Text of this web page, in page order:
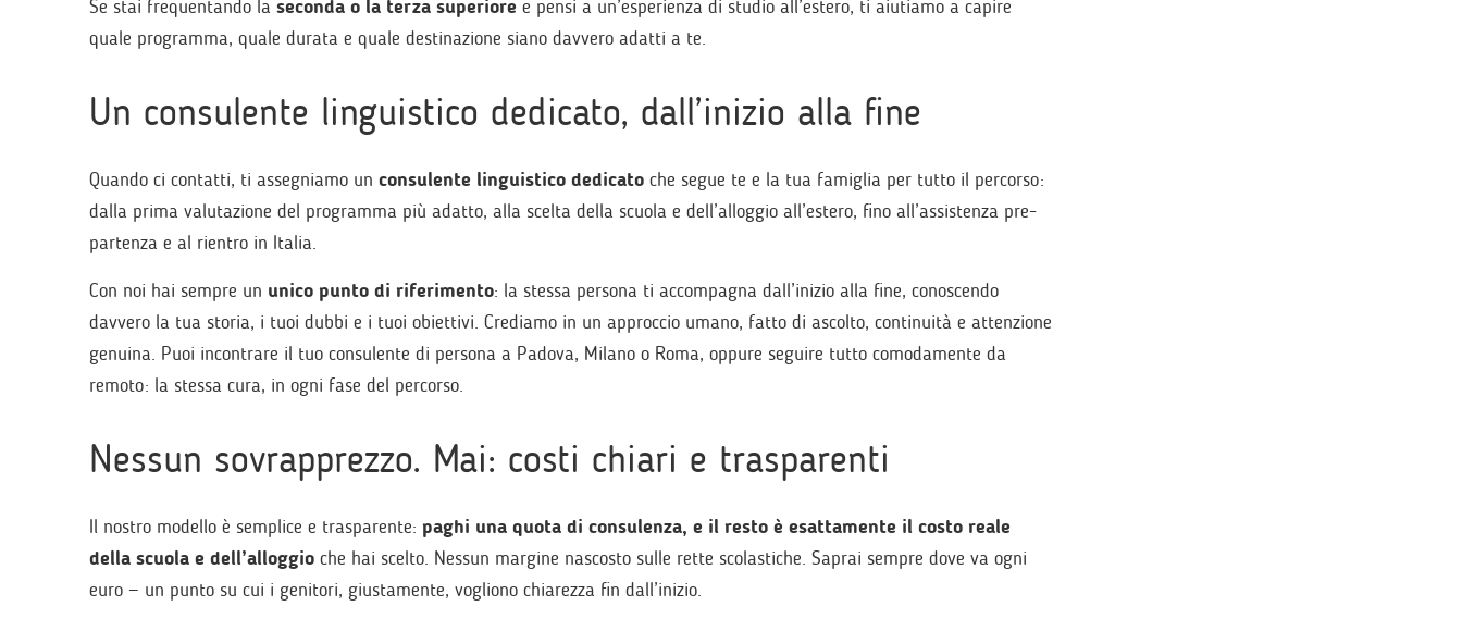
Se stai frequentando la seconda o la terza superiore e pensi a un’esperienza di studio all’estero, ti aiutiamo a capire
quale programma, quale durata e quale destinazione siano davvero adatti a te.
Un consulente linguistico dedicato, dall’inizio alla fine
Quando ci contatti, ti assegniamo un consulente linguistico dedicato che segue te e la tua famiglia per tutto il percorso:
dalla prima valutazione del programma più adatto, alla scelta della scuola e dell’alloggio all’estero, fino all’assistenza pre-
partenza e al rientro in Italia.
Con noi hai sempre un unico punto di riferimento: la stessa persona ti accompagna dall’inizio alla fine, conoscendo
davvero la tua storia, i tuoi dubbi e i tuoi obiettivi. Crediamo in un approccio umano, fatto di ascolto, continuità e attenzione
genuina. Puoi incontrare il tuo consulente di persona a Padova, Milano o Roma, oppure seguire tutto comodamente da
remoto: la stessa cura, in ogni fase del percorso.
Nessun sovrapprezzo. Mai: costi chiari e trasparenti
Il nostro modello è semplice e trasparente: paghi una quota di consulenza, e il resto è esattamente il costo reale
della scuola e dell’alloggio che hai scelto. Nessun margine nascosto sulle rette scolastiche. Saprai sempre dove va ogni
euro — un punto su cui i genitori, giustamente, vogliono chiarezza fin dall’inizio.